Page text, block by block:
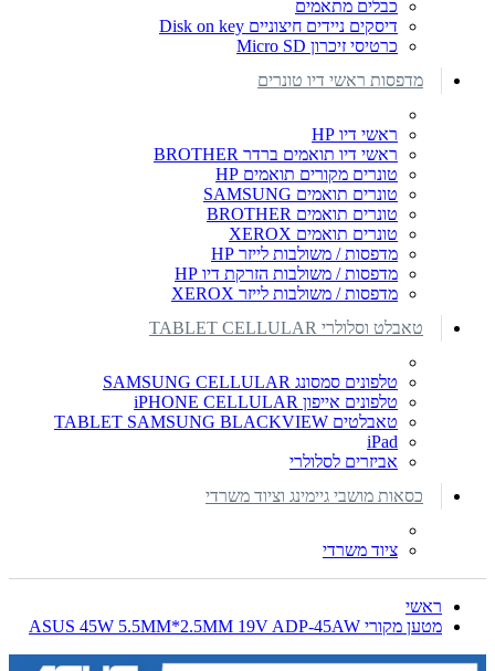
כבלים מתאמים
דיסקים ניידים חיצוניים Disk on key
כרטיסי זיכרון Micro SD
מדפסות ראשי דיו טונרים
ראשי דיו HP
ראשי דיו תואמים ברדר BROTHER
טונרים מקורים תואמים HP
טונרים תואמים SAMSUNG
טונרים תואמים BROTHER
טונרים תואמים XEROX
מדפסות / משולבות לייזר HP
מדפסות / משולבות הזרקת דיו HP
מדפסות / משולבות לייזר XEROX
טאבלט וסלולרי TABLET CELLULAR
טלפונים סמסונג SAMSUNG CELLULAR
טלפונים אייפון iPHONE CELLULAR
טאבלטים TABLET SAMSUNG BLACKVIEW
iPad
אביזרים לסלולרי
כסאות מושבי גיימינג וציוד משרדי
ציוד משרדי
ראשי
מטען מקורי ASUS 45W 5.5MM*2.5MM 19V ADP-45AW